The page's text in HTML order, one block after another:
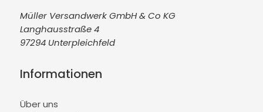
Müller Versandwerk GmbH & Co KG
Langhausstraße 4
97294 Unterpleichfeld
Informationen
Über uns